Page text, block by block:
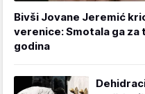
Bivši Jovane Jeremić
verenice: Smotala ga za
godina